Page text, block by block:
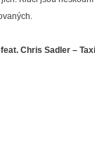
Chris Sadler –